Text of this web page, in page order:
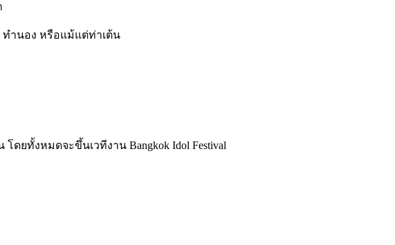
ทำนอง หรือแม้แต่ท่าเต้น
ยทั้งหมดจะขึ้นเวทีงาน Bangkok Idol Festival